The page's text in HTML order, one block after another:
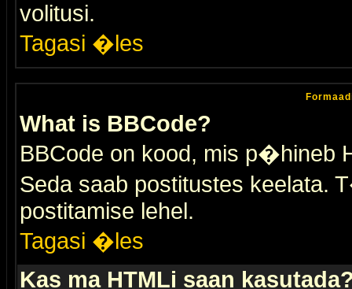
volitusi.
Tagasi �les
What is BBCode?
BBCode on kood, mis p�hineb
Seda saab postitustes keelata.
postitamise lehel.
Tagasi �les
Kas ma HTMLi saan